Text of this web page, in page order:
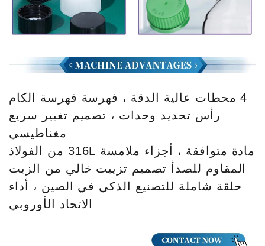
4 محطات عالية الدقة ، فهرسة فهرسة الكام
رأس تحديد وحدات ، تصميم تغيير سريع
مغناطيسي
مادة متوافقة ، أجزاء ملامسة 316L من الفولاذ
المقاوم للصدأ تصميم تزييت خالي من الزيت
حلقة شاملة للتصنيع الذكي في الصين ، أداء
الاتحاد الأوروبي